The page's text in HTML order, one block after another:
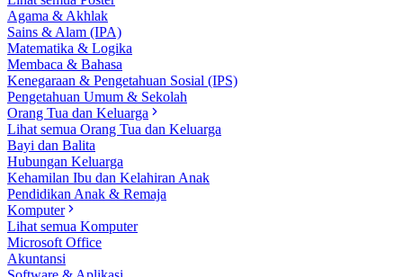
Agama & Akhlak
Sains & Alam (IPA)
Matematika & Logika
Membaca & Bahasa
Kenegaraan & Pengetahuan Sosial (IPS)
Pengetahuan Umum & Sekolah
Orang Tua dan Keluarga
Lihat semua Orang Tua dan Keluarga
Bayi dan Balita
Hubungan Keluarga
Kehamilan Ibu dan Kelahiran Anak
Pendidikan Anak & Remaja
Komputer
Lihat semua Komputer
Microsoft Office
Akuntansi